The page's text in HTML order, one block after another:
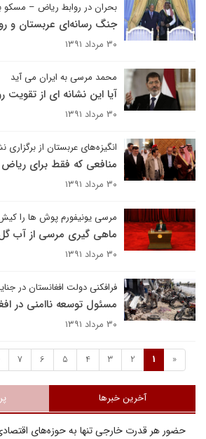
بحران در روابط ریاض – مسکو
جنگ رسانه‌ای عربستان و
۳۰ مرداد ۱۳۹۱
محمد مرسی به ایران می آید
آیا این نشانه ای از
۳۰ مرداد ۱۳۹۱
انگیزه‌های عربستان از
منافعی که فقط برای
۳۰ مرداد ۱۳۹۱
مرسی یونیفورم پوش ها را
ماهی گیری مرسی از آب گل
۳۰ مرداد ۱۳۹۱
فرافکنی دولت افغانستان در
مسئول توسعه ناامنی در
۳۰ مرداد ۱۳۹۱
«
1
2
3
4
5
6
7
آخرین خبرها
حضور هر قدرت خارجی تنها به حوزه‌های